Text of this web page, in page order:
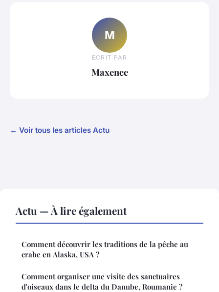
M
ECRIT PAR
Maxence
← Voir tous les articles Actu
Actu — À lire également
Comment découvrir les traditions de la pêche au
crabe en Alaska, USA ?
Comment organiser une visite des sanctuaires
d'oiseaux dans le delta du Danube, Roumanie ?